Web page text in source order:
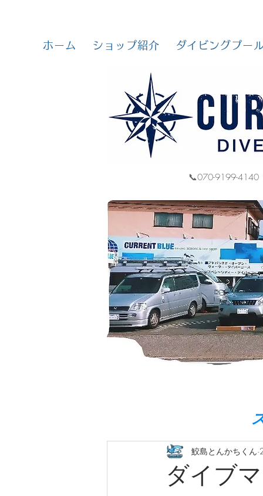
ホーム ショップ紹介 ダイビングプー
📞070-9199-4140
ダイブ
鮫島とんかちくん